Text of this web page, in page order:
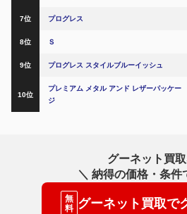
7位 プログレス
8位 Ｓ
9位 プログレス スタイルブルーイッシュ
10位
プレミアム メタル アンド レザーパッケー
ジ
グーネット買
＼ 納得の価格・条件
無
料 グーネット買取で